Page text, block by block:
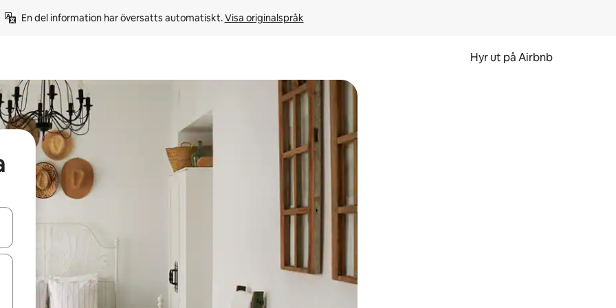
En del information har översatts automatiskt. Visa originalspråk
Hyr ut på Airbnb
och nedåtpilarna eller utforska genom att trycka eller svepa.